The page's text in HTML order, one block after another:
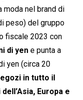
moda nel brand di
peso) del gruppo
fiscale 2023 con
di yen e punta a
yen (circa 20
in tutto il
Europa e